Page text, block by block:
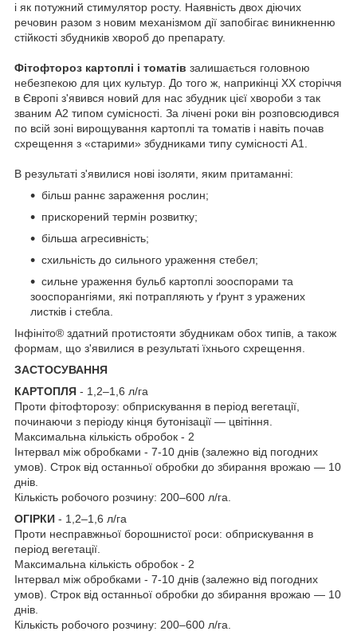
і як потужний стимулятор росту. Наявність двох діючих
речовин разом з новим механізмом дії запобігає виникненню
стійкості збудників хвороб до препарату.
Фітофтороз картоплі і томатів залишається головною
небезпекою для цих культур. До того ж, наприкінці ХХ сторіччя
в Європі з'явився новий для нас збудник цієї хвороби з так
званим А2 типом сумісності. За лічені роки він розповсюдився
по всій зоні вирощування картоплі та томатів і навіть почав
схрещення з «старими» збудниками типу сумісності А1.
В результаті з'явилися нові ізоляти, яким притаманні:
більш раннє зараження рослин;
прискорений термін розвитку;
більша агресивність;
схильність до сильного ураження стебел;
сильне ураження бульб картоплі зооспорами та
зооспорангіями, які потрапляють у ґрунт з уражених
листків і стебла.
Інфініто® здатний протистояти збудникам обох типів, а також
формам, що з'явилися в результаті їхнього схрещення.
ЗАСТОСУВАННЯ
КАРТОПЛЯ - 1,2–1,6 л/га
Проти фітофторозу: обприскування в період вегетації,
починаючи з періоду кінця бутонізації — цвітіння.
Максимальна кількість обробок - 2
Інтервал між обробками - 7-10 днів (залежно від погодних
умов). Строк від останньої обробки до збирання врожаю — 10
днів.
Кількість робочого розчину: 200–600 л/га.
ОГІРКИ - 1,2–1,6 л/га
Проти несправжньої борошнистої роси: обприскування в
період вегетації.
Максимальна кількість обробок - 2
Інтервал між обробками - 7-10 днів (залежно від погодних
умов). Строк від останньої обробки до збирання врожаю — 10
днів.
Кількість робочого розчину: 200–600 л/га.